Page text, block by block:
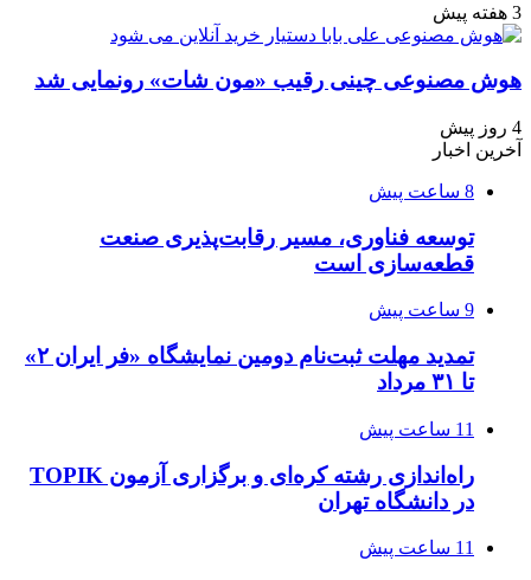
3 هفته پیش
هوش مصنوعی چینی رقیب «مون شات» رونمایی شد
4 روز پیش
آخرین اخبار
8 ساعت پیش
توسعه فناوری، مسیر رقابت‌پذیری صنعت
قطعه‌سازی است
9 ساعت پیش
تمدید مهلت ثبت‌نام دومین نمایشگاه «فر ایران ۲»
تا ۳۱ مرداد
11 ساعت پیش
راه‌اندازی رشته کره‌ای و برگزاری آزمون TOPIK
در دانشگاه تهران
11 ساعت پیش